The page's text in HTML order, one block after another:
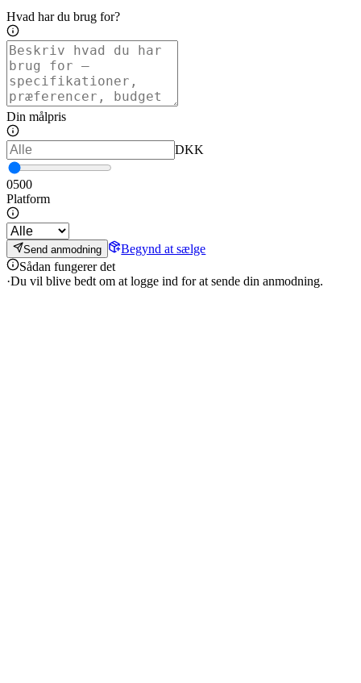
Hvad har du brug for?
Din målpris
DKK
0500
Platform
Send anmodning
Begynd at sælge
Sådan fungerer det
·Du vil blive bedt om at logge ind for at sende din anmodning.